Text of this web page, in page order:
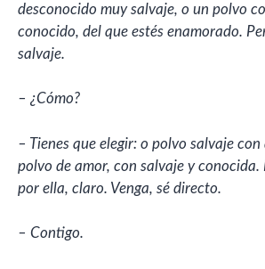
desconocido muy salvaje, o un polvo
conocido, del que estés enamorado.
salvaje.
– ¿Cómo?
– Tienes que elegir: o polvo salvaje
polvo de amor, con salvaje y conocida.
por ella, claro. Venga, sé directo.
– Contigo.